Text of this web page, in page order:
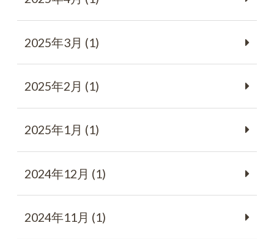
2025年3月 (1)
2025年2月 (1)
2025年1月 (1)
2024年12月 (1)
2024年11月 (1)